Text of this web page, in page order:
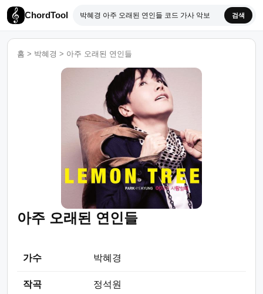
ChordTool 검색
홈 > 박혜경 > 아주 오래된 연인들
아주 오래된 연인들
가수 박혜경
작곡 정석원